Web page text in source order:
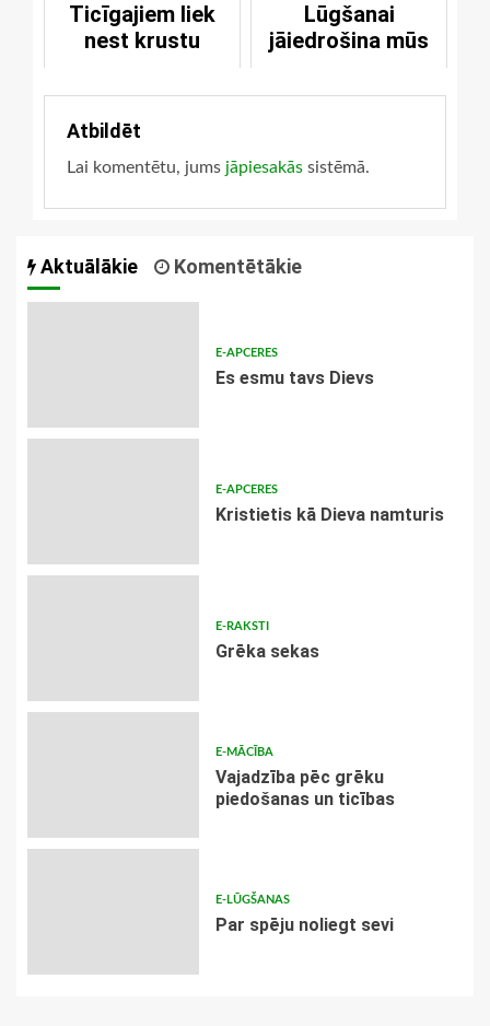
Ticīgajiem liek
nest krustu
Lūgšanai
jāiedrošina mūs
Atbildēt
Lai komentētu, jums jāpiesakās sistēmā.
Aktuālākie Komentētākie
E-APCERES
Es esmu tavs Dievs
E-APCERES
Kristietis kā Dieva namturis
E-RAKSTI
Grēka sekas
E-MĀCĪBA
Vajadzība pēc grēku
piedošanas un ticības
E-LŪGŠANAS
Par spēju noliegt sevi